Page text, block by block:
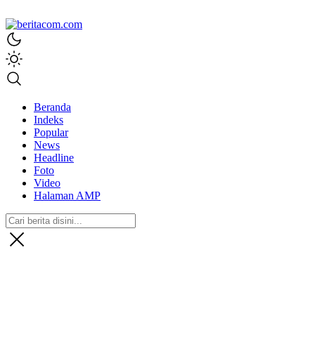
beritacom.com
bestnews
Beranda
Indeks
Popular
News
Headline
Foto
Video
Halaman AMP